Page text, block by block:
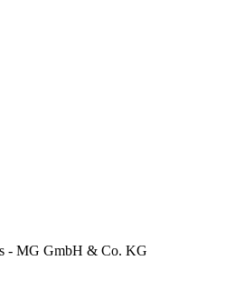
- MG GmbH & Co. KG